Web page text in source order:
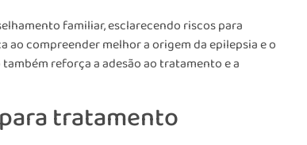
familiar, esclarecendo riscos para
ao compreender melhor a origem da epilepsia e o
reforça a adesão ao tratamento e a
tratamento